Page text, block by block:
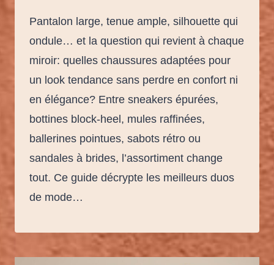
Pantalon large, tenue ample, silhouette qui
ondule… et la question qui revient à chaque
miroir: quelles chaussures adaptées pour
un look tendance sans perdre en confort ni
en élégance? Entre sneakers épurées,
bottines block-heel, mules raffinées,
ballerines pointues, sabots rétro ou
sandales à brides, l’assortiment change
tout. Ce guide décrypte les meilleurs duos
de mode…